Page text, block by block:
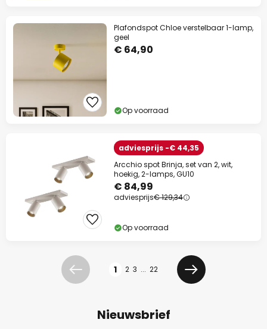
Plafondspot Chloe verstelbaar 1-lamp,
geel
€ 64,90
Op voorraad
adviesprijs -€ 44,35
Arcchio spot Brinja, set van 2, wit,
hoekig, 2-lamps, GU10
€ 84,99
adviesprijs€ 129,34
Op voorraad
Vorige 1 2 3 ... 22
Volgende
Nieuwsbrief